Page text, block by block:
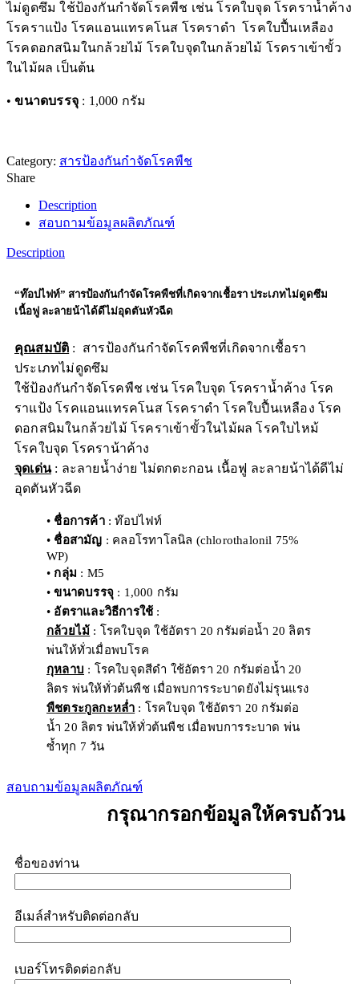
ไม่ดูดซึม ใช้ป้องกันกำจัดโรคพืช เช่น โรคใบจุด โรคราน้ำค้าง
โรคราแป้ง โรคแอนแทรคโนส โรคราดำ โรคใบปื้นเหลือง
โรคดอกสนิมในกล้วยไม้ โรคใบจุดในกล้วยไม้ โรคราเข้าขั้ว
ในไม้ผล เป็นต้น
•ขนาดบรรจุ : 1,000 กรัม
Category: สารป้องกันกำจัดโรคพืช
Share
Description
สอบถามข้อมูลผลิตภัณฑ์
Description
“ท๊อปไฟท์” สารป้องกันกำจัดโรคพืชที่เกิดจากเชื้อรา ประเภทไม่ดูดซึม
เนื้อฟู ละลายน้าได้ดีไม่อุดตันหัวฉีด
คุณสมบัติ : สารป้องกันกำจัดโรคพืชที่เกิดจากเชื้อรา
ประเภทไม่ดูดซึม
ใช้ป้องกันกำจัดโรคพืช เช่น โรคใบจุด โรคราน้ำค้าง โรค
ราแป้ง โรคแอนแทรคโนส โรคราดำ โรคใบปื้นเหลือง โรค
ดอกสนิมในกล้วยไม้ โรคราเข้าขั้วในไม้ผล โรคใบไหม้
โรคใบจุด โรคราน้าค้าง
จุดเด่น: ละลายน้ำง่าย ไม่ตกตะกอน เนื้อฟู ละลายน้าได้ดีไม่
อุดตันหัวฉีด
• ชื่อการค้า: ท๊อปไฟท์
• ชื่อสามัญ : คลอโรทาโลนิล (chlorothalonil 75%
WP)
• กลุ่ม : M5
•ขนาดบรรจุ : 1,000 กรัม
• อัตราและวิธีการใช้:
กล้วยไม้ : โรคใบจุด ใช้อัตรา 20 กรัมต่อน้ำ 20 ลิตร
พ่นให้ทั่วเมื่อพบโรค
กุหลาบ : โรคใบจุดสีดำ ใช้อัตรา 20 กรัมต่อน้ำ 20
ลิตร พ่นให้ทั่วต้นพืช เมื่อพบการระบาดยังไม่รุนแรง
พืชตระกูลกะหล่ำ : โรคใบจุด ใช้อัตรา 20 กรัมต่อ
น้ำ 20 ลิตร พ่นให้ทั่วต้นพืช เมื่อพบการระบาด พ่น
ซ้ำทุก 7 วัน
สอบถามข้อมูลผลิตภัณฑ์
กรุณากรอกข้อมูลให้ครบถ้วน
ชื่อของท่าน
อีเมล์สำหรับติดต่อกลับ
เบอร์โทรติดต่อกลับ